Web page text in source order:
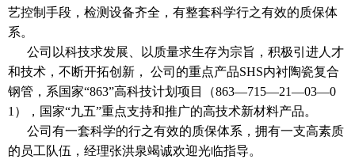
艺控制手段，检测设备齐全，有整套科学行之有效的质保体
系。
公司以科技求发展、以质量求生存为宗旨，积极引进人才
和技术，不断开拓创新， 公司的重点产品SHS内衬陶瓷复合
钢管，系国家“863”高科技计划项目（863—715—21—03—0
1），国家“九五”重点支持和推广的高技术新材料产品。
公司有一套科学的行之有效的质保体系，拥有一支高素质
的员工队伍，经理张洪泉竭诚欢迎光临指导。